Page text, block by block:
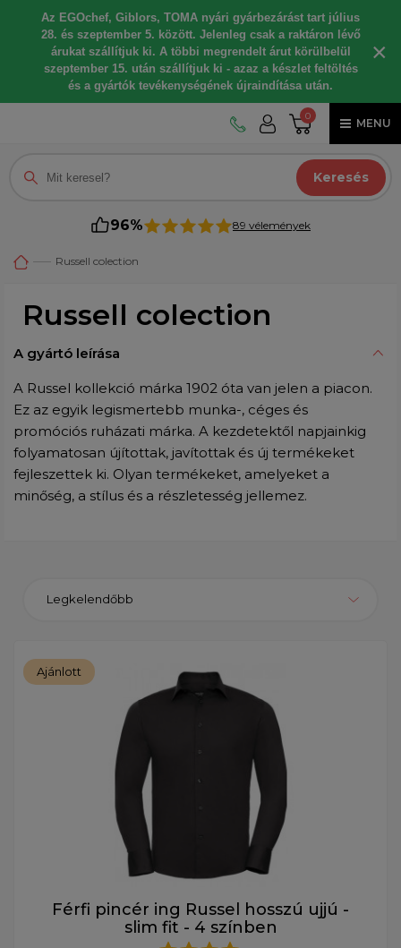
Az EGOchef, Giblors, TOMA nyári gyárbezárást tart július
28. és szeptember 5. között. Jelenleg csak a raktáron lévő
árukat szállítjuk ki. A többi megrendelt árut körülbelül
szeptember 15. után szállítjuk ki - azaz a készlet feltöltés
és a gyártók tevékenységének újraindítása után.
×
0
MENU
Keresés
96% 89 vélemények
Russell colection
Russell colection
A gyártó leírása
A Russel kollekció márka 1902 óta van jelen a piacon.
Ez az egyik legismertebb munka-, céges és
promóciós ruházati márka. A kezdetektől napjainkig
folyamatosan újítottak, javítottak és új termékeket
fejleszettek ki. Olyan termékeket, amelyeket a
minőség, a stílus és a részletesség jellemez.
Legkelendőbb
Ajánlott
Férfi pincér ing Russel hosszú ujjú -
slim fit - 4 színben